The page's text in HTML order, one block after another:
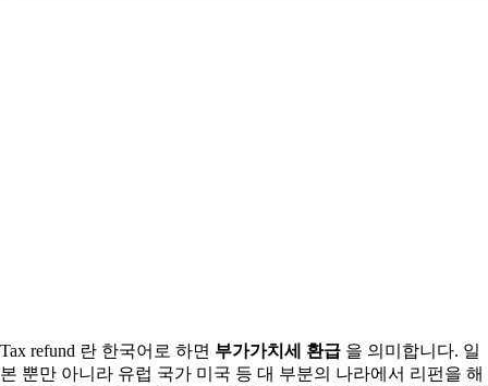
Tax refund 란 한국어로 하면 부가가치세 환급 을 의미합니다. 일
본 뿐만 아니라 유럽 국가 미국 등 대 부분의 나라에서 리펀을 해